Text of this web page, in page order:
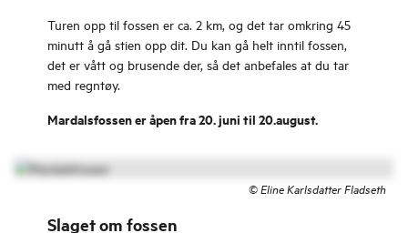
Turen opp til fossen er ca. 2 km, og det tar omkring 45
minutt å gå stien opp dit. Du kan gå helt inntil fossen,
det er vått og brusende der, så det anbefales at du tar
med regntøy.
Mardalsfossen er åpen fra 20. juni til 20.august.
©Eline Karlsdatter Fladseth
Slaget om fossen